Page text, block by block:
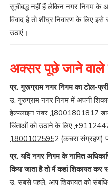
सूचीबद्ध नहीं हैं लेकिन नगर निगम के
विवाद है तो शीघ्र निवारण के लिए
उठाएं।
अक्सर पूछे जाने वाले
प्र. गुरूग्राम नगर निगम का टोल-
उ. गुरुग्राम नगर निगम में अपनी
हेल्पलाइन नंबर 18001801817
चिंताओं को उठाने के लिए
18001025952 (कचरा संग्रहण)
प्र. यदि नगर निगम के नामित
किया जाता है तो मैं कहां शिकायत कर
उ. सबसे पहले, आप शिकायत को